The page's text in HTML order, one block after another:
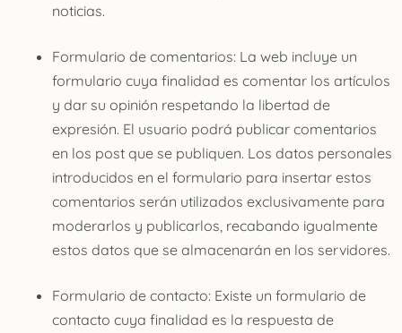
noticias.
Formulario de comentarios: La web incluye un
formulario cuya finalidad es comentar los artículos
y dar su opinión respetando la libertad de
expresión. El usuario podrá publicar comentarios
en los post que se publiquen. Los datos personales
introducidos en el formulario para insertar estos
comentarios serán utilizados exclusivamente para
moderarlos y publicarlos, recabando igualmente
estos datos que se almacenarán en los servidores.
Formulario de contacto: Existe un formulario de
contacto cuya finalidad es la respuesta de